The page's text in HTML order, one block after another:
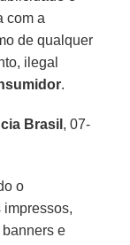
com a
de qualquer
ilegal
.
Brasil , 07-
o
e